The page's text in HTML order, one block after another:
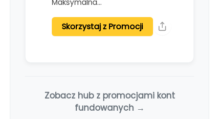
Skorzystaj z Promocji
Zobacz hub z promocjami kont
fundowanych →